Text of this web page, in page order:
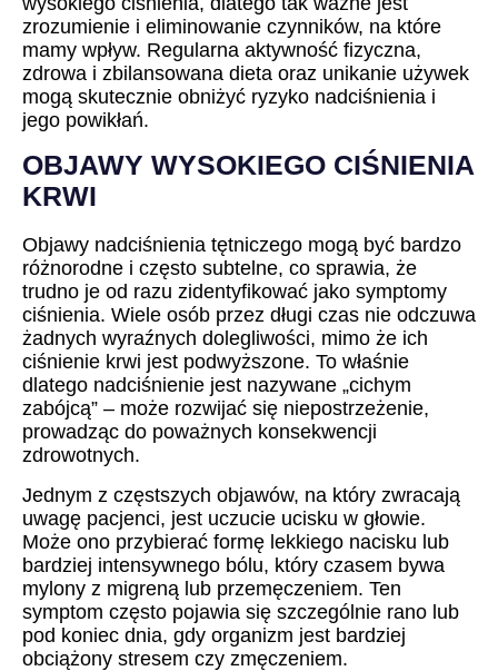
zrozumienie i eliminowanie czynników, na które
mamy wpływ. Regularna aktywność fizyczna,
zdrowa i zbilansowana dieta oraz unikanie używek
mogą skutecznie obniżyć ryzyko nadciśnienia i
jego powikłań.
OBJAWY WYSOKIEGO CIŚNIENIA
KRWI
Objawy nadciśnienia tętniczego mogą być bardzo
różnorodne i często subtelne, co sprawia, że
trudno je od razu zidentyfikować jako symptomy
ciśnienia. Wiele osób przez długi czas nie odczuwa
żadnych wyraźnych dolegliwości, mimo że ich
ciśnienie krwi jest podwyższone. To właśnie
dlatego nadciśnienie jest nazywane „cichym
zabójcą” – może rozwijać się niepostrzeżenie,
prowadząc do poważnych konsekwencji
zdrowotnych.
Jednym z częstszych objawów, na który zwracają
uwagę pacjenci, jest uczucie ucisku w głowie.
Może ono przybierać formę lekkiego nacisku lub
bardziej intensywnego bólu, który czasem bywa
mylony z migreną lub przemęczeniem. Ten
symptom często pojawia się szczególnie rano lub
pod koniec dnia, gdy organizm jest bardziej
obciążony stresem czy zmęczeniem.